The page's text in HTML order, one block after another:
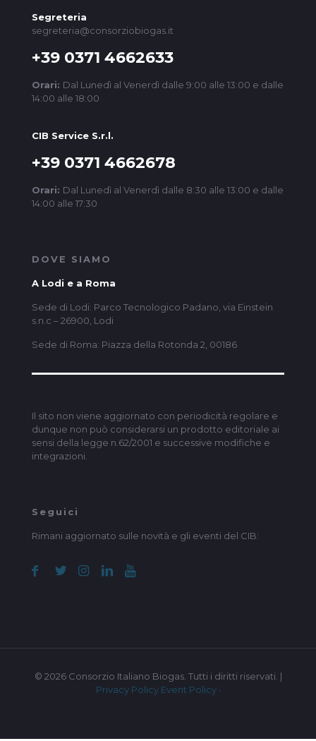
Segreteria
segreteria@consorziobiogas.it
+39 0371 4662633
Orari: Dal Lunedì al Venerdì dalle 9:00 alle 13:00 e dalle
14:00 alle 18:00
CIB Service S.r.l.
+39 0371 4662678
Orari: Dal Lunedì al Venerdì dalle 8:30 alle 13:00 e dalle
14:00 alle 17:30
DOVE SIAMO
A Lodi e a Roma
Sede di Lodi: Parco Tecnologico Padano, via Einstein
s.n.c – 26900, Lodi
Sede di Roma: Piazza della Rotonda 2, 00186
Il sito non viene aggiornato con periodicità regolare e
dunque non può considerarsi un prodotto editoriale ai
sensi della legge n.62/2001 e successive modifiche e
integrazioni.
Seguici
Rimani aggiornato sulle novità e gli eventi del CIB:
© 2026 Consorzio Italiano Biogas. Tutti i diritti riservati. |
Privacy Policy Event Policy·